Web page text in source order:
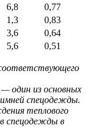
6,8
0,77
1,3
0,83
3,6
0,64
5,6 0,51
один из основных
спецодежды.
теплового
спецодежды в